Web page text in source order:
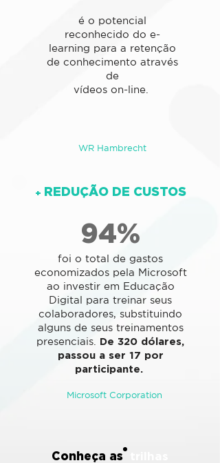
é o potencial
reconhecido do e-
learning para a retenção
de conhecimento através
de
vídeos on-line.
WR Hambrecht
+ REDUÇÃO DE CUSTOS
94%
foi o total de gastos
economizados pela Microsoft
ao investir em Educação
Digital para treinar seus
colaboradores, substituindo
alguns de seus treinamentos
presenciais. De 320 dólares,
passou a ser 17 por
participante.
Microsoft Corporation
Conheça as